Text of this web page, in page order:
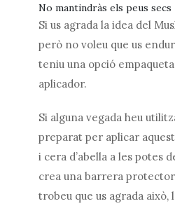
No mantindràs els peus secs
Si us agrada la idea del
però no voleu que us
teniu una opció
aplicador.
Si alguna vegada heu
preparat per aplicar
i cera d’abella a les potes
crea una barrera
trobeu que us agrada això,